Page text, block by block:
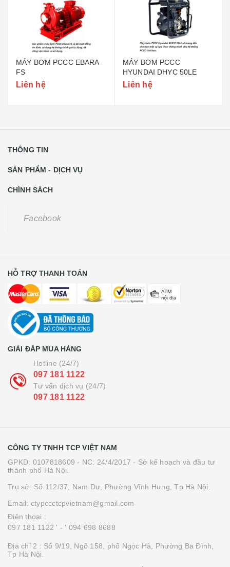
MÁY BƠM PCCC EBARA
FS
Liên hệ
MÁY BƠM PCCC
HYUNDAI DHYC 50LE
Liên hệ
THÔNG TIN
SẢN PHẨM - DỊCH VỤ
CHÍNH SÁCH
Facebook
HỖ TRỢ THANH TOÁN
GIẢI ĐÁP MUA HÀNG
Hotline (24/7)
097 181 1122
Tư vấn dịch vụ (24/7)
097 181 1122
CÔNG TY TNHH TCP VIỆT NAM
GPKD: 0107818609 - NC: 24/4/2017 - Sở kế hoạch và đầu tư
thành phố Hà Nội.
Trụ sở: Số 112/37, Nam Dư, Phường Vĩnh Hưng, Tp Hà Nội.
Email: ctypccctcpvietnam@gmail.com
Điện thoại :
097 181 1122 ' - ' 094 698 8688
Địa chỉ 2 : Số 9/19, Ngõ 158, phố Ngọc Hà, Phường Ba Đình,
Tp Hà Nội.